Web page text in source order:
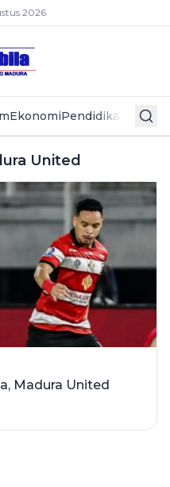
2026
EkonomiPendidikan Politik
United
Madura United